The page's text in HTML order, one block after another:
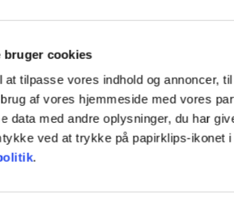
bruger cookies
at tilpasse vores indhold og annoncer,
af vores hjemmeside med vores
data med andre oplysninger, du har
ved at trykke på papirklips-ikonet
.